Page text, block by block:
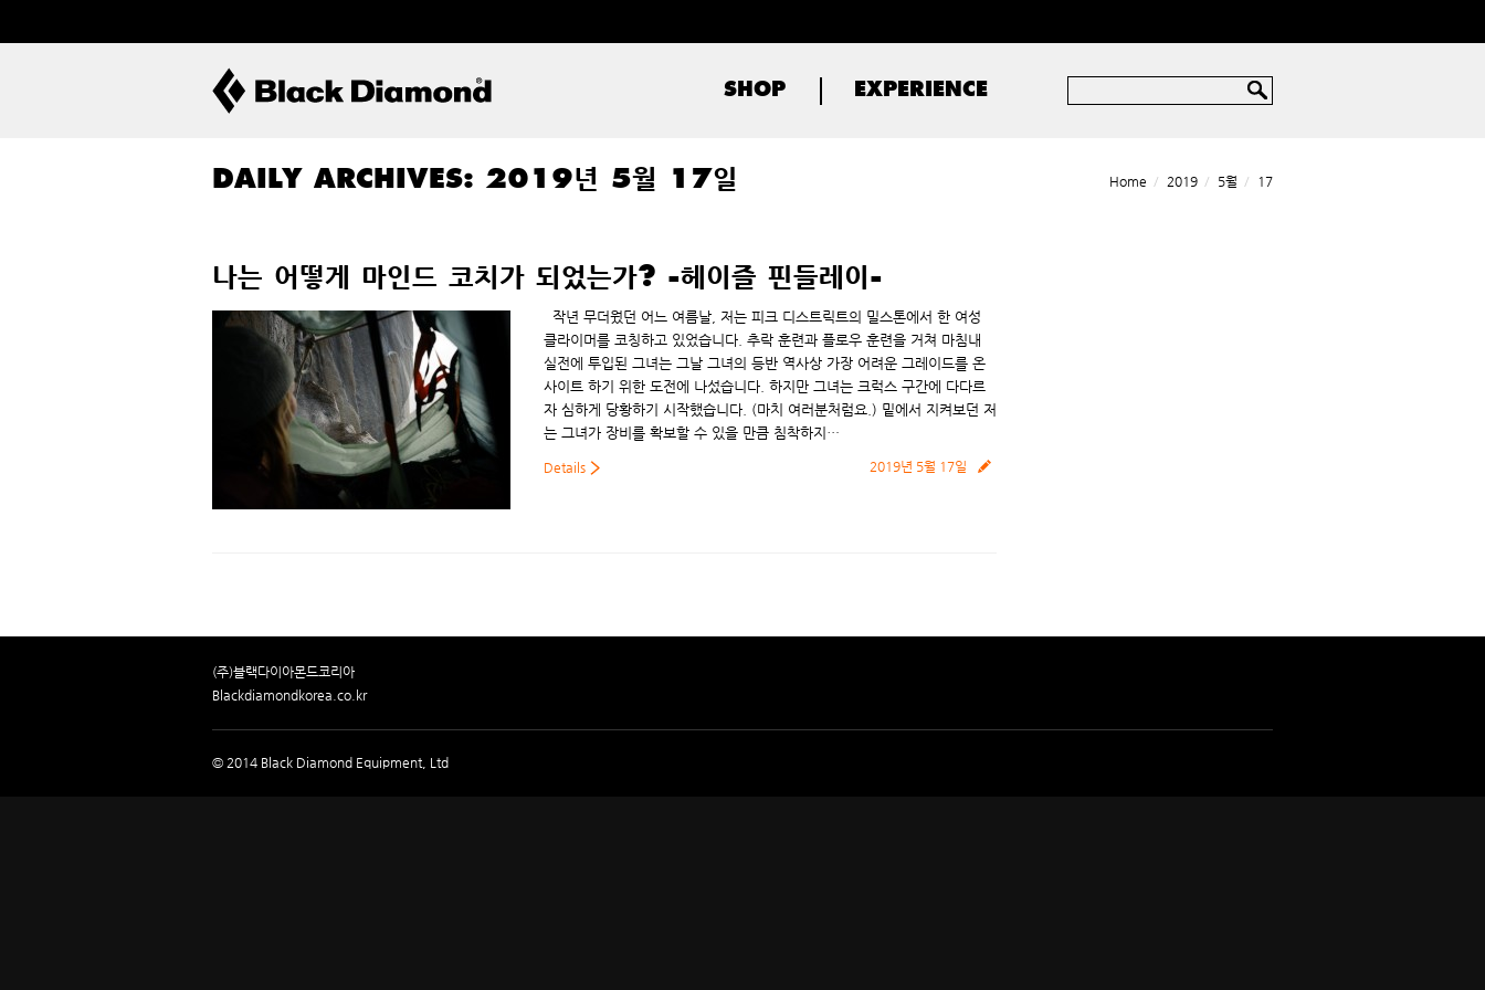
SHOP EXPERIENCE
DAILY ARCHIVES: 2019년 5월 17일 Home 2019 5월 17
나는 어떻게 마인드 코치가 되었는가? -헤이즐 핀들레이-
작년 무더웠던 어느 여름날, 저는 피크 디스트릭트의 밀스톤에서 한 여성
클라이머를 코칭하고 있었습니다. 추락 훈련과 플로우 훈련을 거쳐 마침내
실전에 투입된 그녀는 그날 그녀의 등반 역사상 가장 어려운 그레이드를 온
사이트 하기 위한 도전에 나섰습니다. 하지만 그녀는 크럭스 구간에 다다르
자 심하게 당황하기 시작했습니다. (마치 여러분처럼요.) 밑에서 지켜보던 저
는 그녀가 장비를 확보할 수 있을 만큼 침착하지…
2019년 5월 17일
Details
(주)블랙다이아몬드코리아
Blackdiamondkorea.co.kr
© 2014 Black Diamond Equipment, Ltd